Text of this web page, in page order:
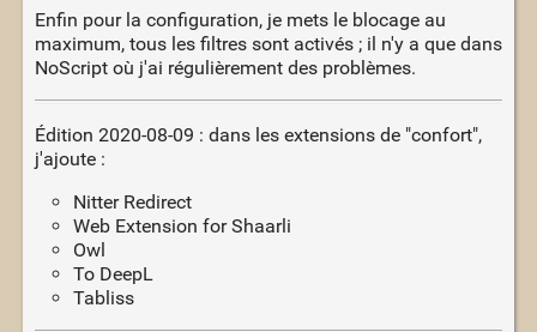
Enfin pour la configuration, je mets le blocage au
maximum, tous les filtres sont activés ; il n'y a que dans
NoScript où j'ai régulièrement des problèmes.
Édition 2020-08-09 : dans les extensions de "confort",
j'ajoute :
Nitter Redirect
Web Extension for Shaarli
Owl
To DeepL
Tabliss